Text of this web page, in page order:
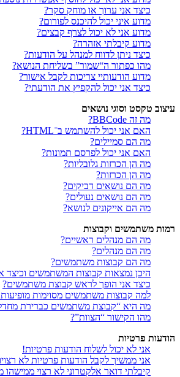
כיצד אני ערוך או מוחק סקר?
מדוע איני יכול להיכנס לפורום?
מדוע אני לא יכול לצרף קבצים?
מדוע קיבלתי אזהרה?
כיצד ניתן לדווח למנהל על הודעות?
מהו כפתור ה“שמור” בשליחת הנושא?
מדוע הודעותיי צריכות לקבל אישור?
כיצד אני יכול להקפיץ את הודעתי?
עיצוב טקסט וסוגי נושאים
מה זה BBCode?
האם אני יכול להשתמש ב־HTML?
מה הם סמיילים?
האם אני יכול לפרסם תמונות?
מה הן הכרזות גלובליות?
מה הן הכרזות?
מה הם נושאים דביקים?
מה הם נושאים נעולים?
מה הם אייקונים לנושא?
רמות משתמשים וקבוצות
מה הם מנהלים ראשיים?
מה הם מנהלים?
מה הם קבוצות משתמשים?
היכן נמצאות קבוצות המשתמשים וכיצד
כיצד אני הופך לראש קבוצת משתמשים?
למה קבוצות משתמשים מסוימות
מה היא “קבוצת משתמשים כברירת
מהו הקישור “הצוות”?
הודעות פרטיות
אני לא יכול לשלוח הודעות פרטיות!
אני ממשיך לקבל הודעות פרטיות לא
קיבלתי דואר אלקטרוני לא רצוי ממישהו